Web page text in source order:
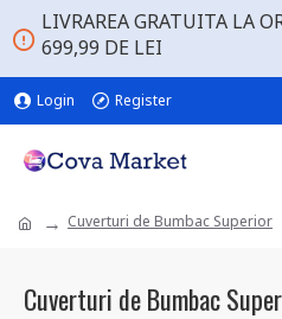
LIVRAREA GRATUITA LA
699,99 DE LEI
Login Register
Cuverturi de Bumbac Superior
Cuverturi de Bumbac